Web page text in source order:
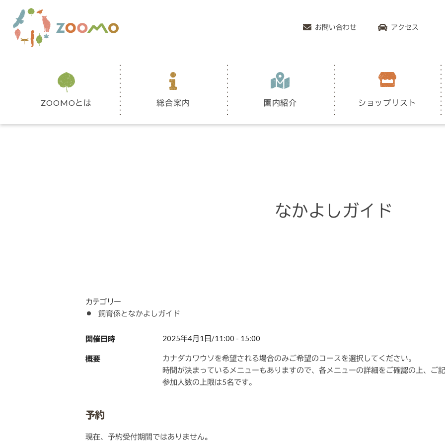
お問い合わせ アクセス
ZOOMOとは 総合案内 園内紹介 ショップリスト
なかよしガイド
カテゴリー
飼育係となかよしガイド
開催日時 2025年4月1日/11:00 - 15:00
概要
カナダカワウソを希望される場合のみご希望のコースを選択してください。
時間が決まっているメニューもありますので、各メニューの詳細をご確認の上、ご記
参加人数の上限は5名です。
予約
現在、予約受付期間ではありません。